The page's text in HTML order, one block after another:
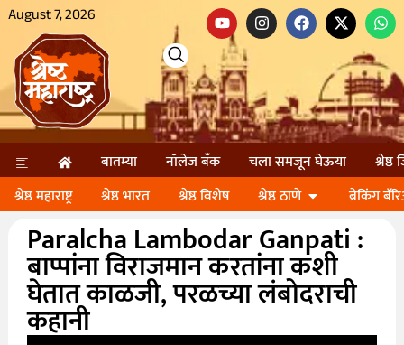
August 7, 2026
बातम्या नॉलेज बॅंक चला समजून घेऊया
श्रेष्ठ
श्रेष्ठ महाराष्ट्र
श्रेष्ठ भारत श्रेष्ठ विशेष श्रेष्ठ ठाणे ब्रेकिंग
Paralcha Lambodar Ganpati :
बाप्पांना विराजमान करतांना कशी
घेतात काळजी, परळच्या लंबोदराची
कहानी